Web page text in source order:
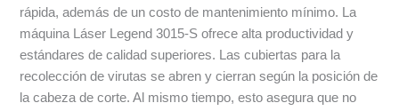
rápida, además de un costo de mantenimiento mínimo. La
máquina Láser Legend 3015-S ofrece alta productividad y
estándares de calidad superiores. Las cubiertas para la
recolección de virutas se abren y cierran según la posición de
la cabeza de corte. Al mismo tiempo, esto asegura que no